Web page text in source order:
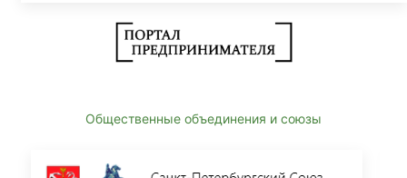
Общественные объединения и союзы